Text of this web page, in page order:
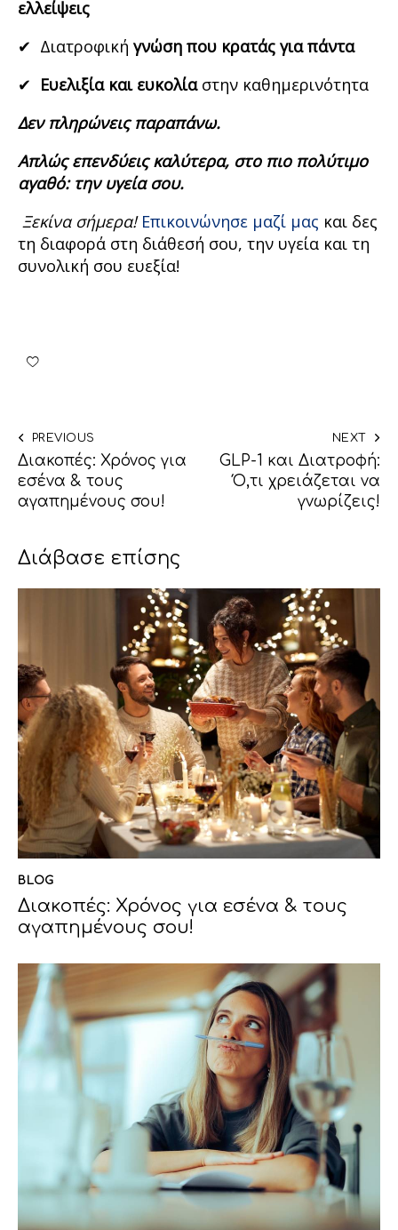
ελλείψεις
✔ Διατροφική γνώση που κρατάς για πάντα
✔ Ευελιξία και ευκολίαστην καθημερινότητα
Δεν πληρώνεις παραπάνω.
Απλώς επενδύεις καλύτερα, στο πιο πολύτιμο
αγαθό: την υγεία σου.
Ξεκίνα σήμερα! Επικοινώνησε μαζί μας και δες
τη διαφορά στη διάθεσή σου, την υγεία και τη
συνολική σου ευεξία!
PREVIOUS
Διακοπές: Χρόνος για
εσένα & τους
αγαπημένους σου!
NEXT
GLP-1 και Διατροφή:
Ό,τι χρειάζεται να
γνωρίζεις!
Διάβασε επίσης
BLOG
Διακοπές: Χρόνος για εσένα & τους
αγαπημένους σου!